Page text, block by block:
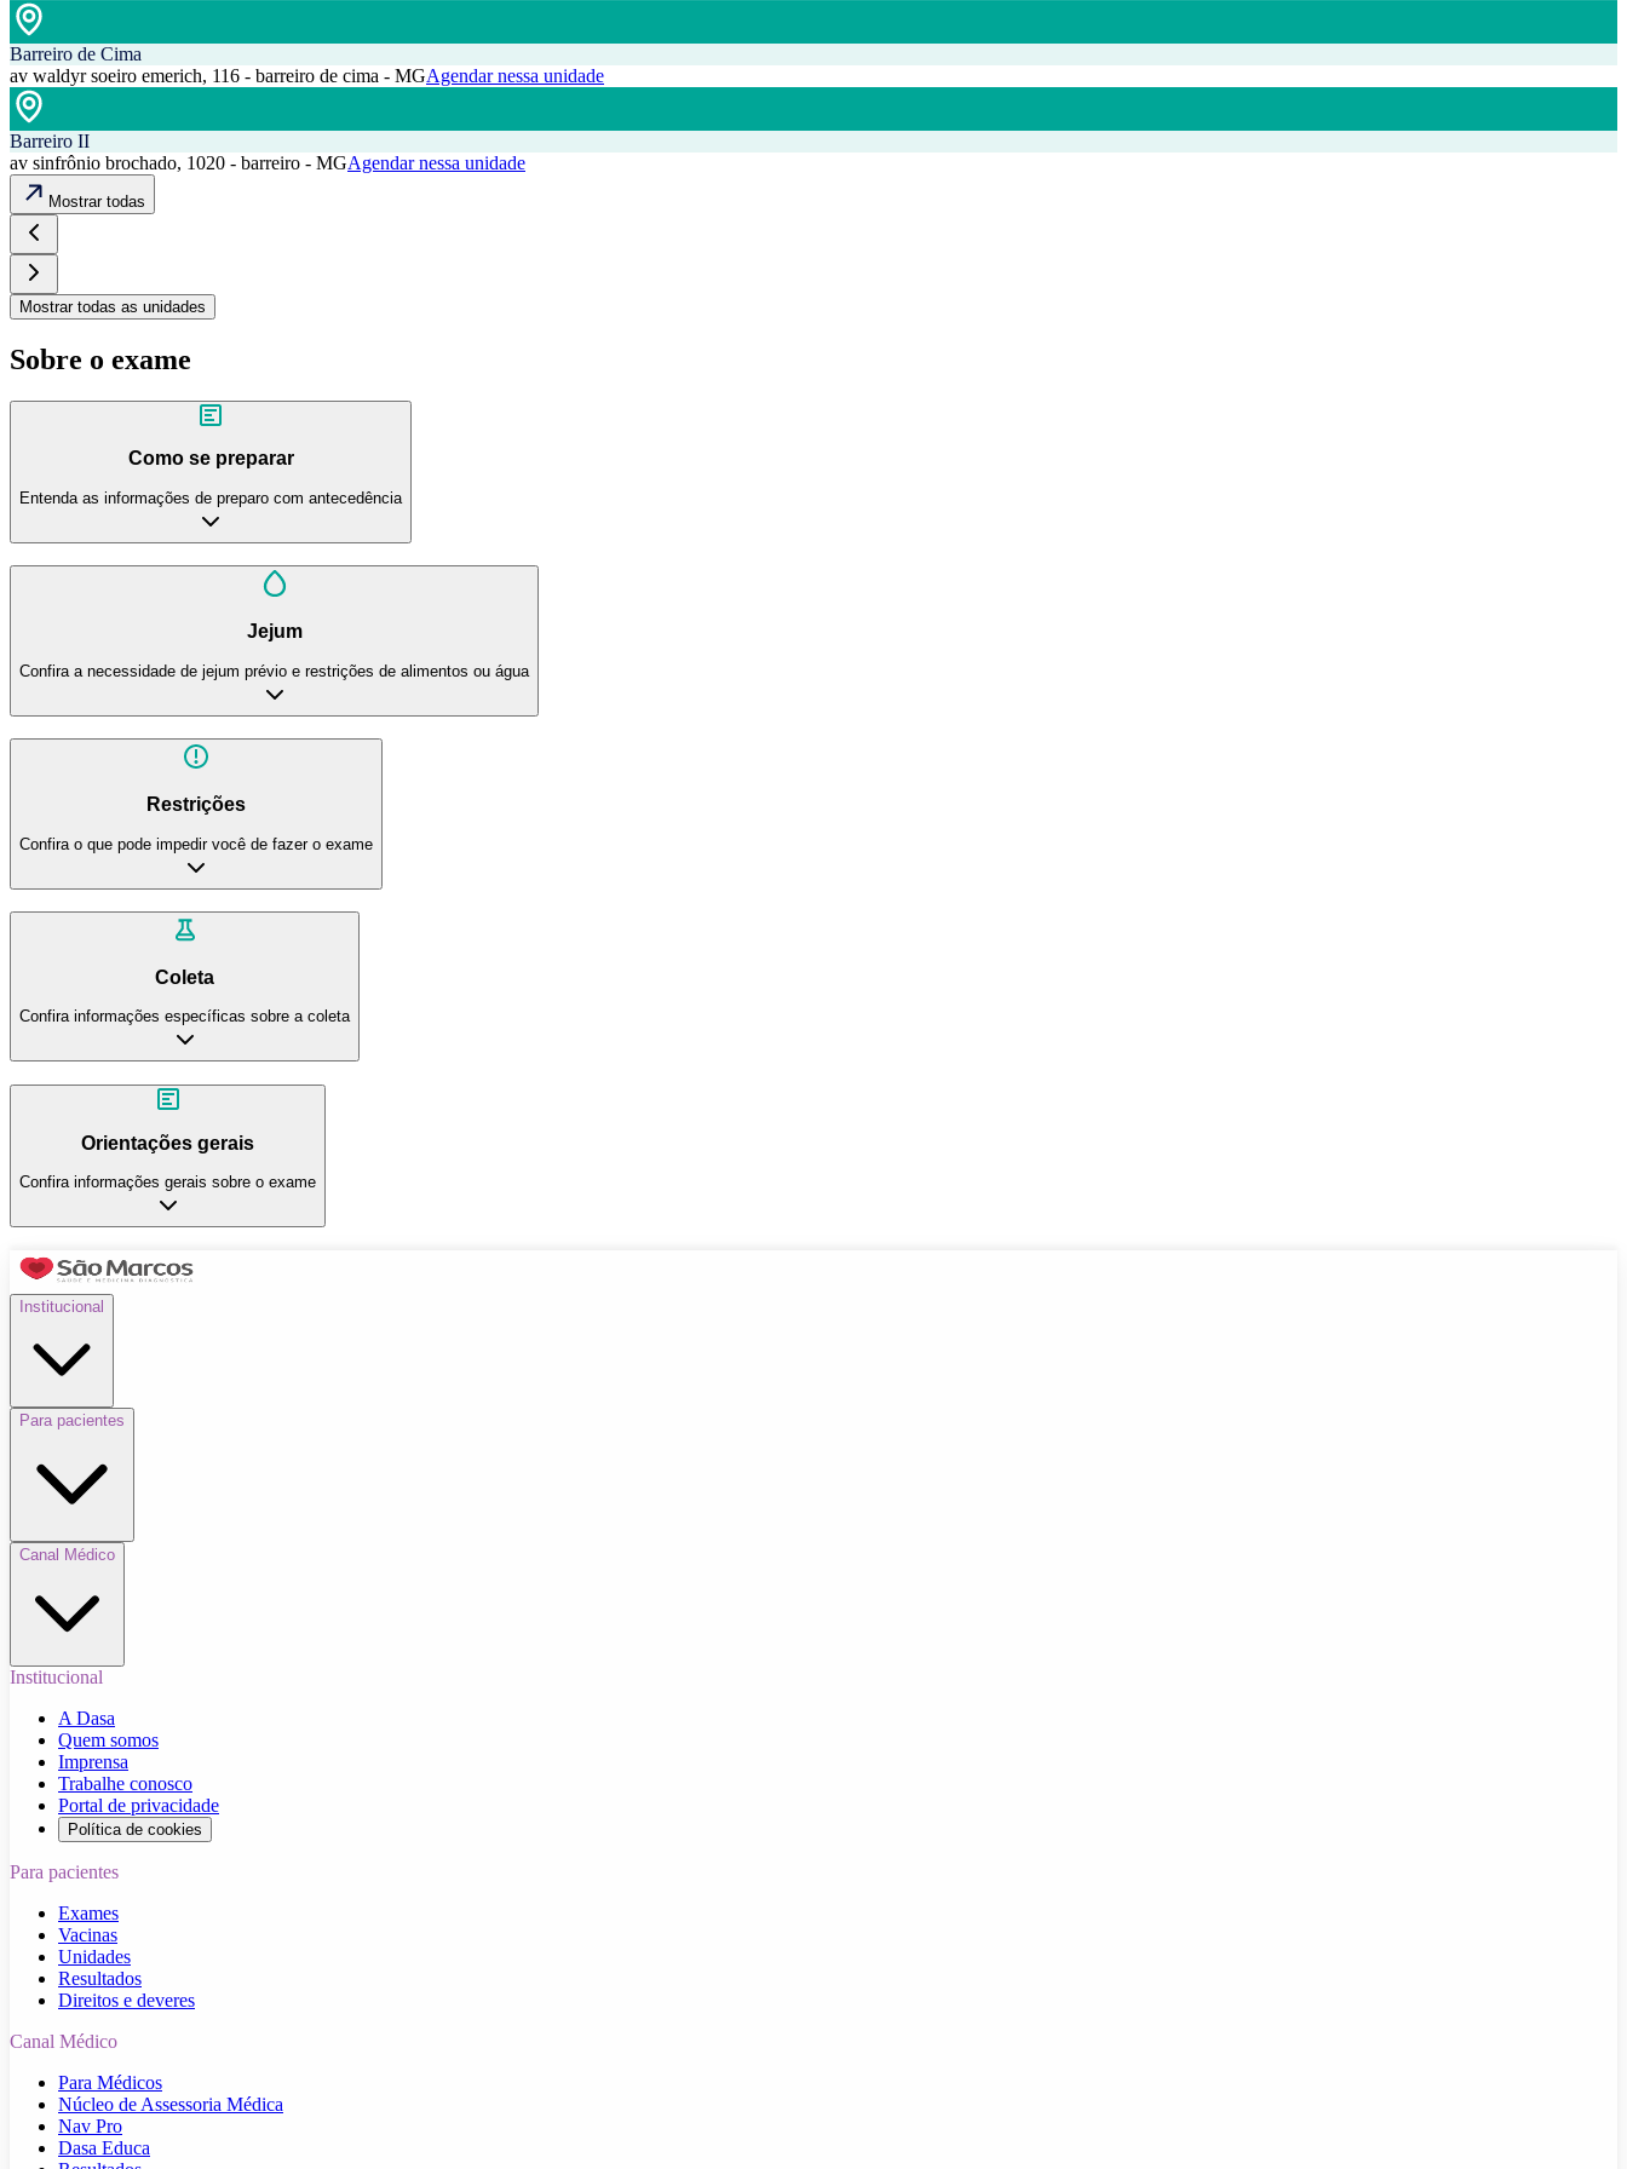
Barreiro de Cima
av waldyr soeiro emerich, 116 - barreiro de cima - MGAgendar nessa unidade
Barreiro II
av sinfrônio brochado, 1020 - barreiro - MGAgendar nessa unidade
Mostrar todas
Mostrar todas as unidades
Sobre o exame
Como se preparar
Entenda as informações de preparo com antecedência
Jejum
Confira a necessidade de jejum prévio e restrições de alimentos ou água
Restrições
Confira o que pode impedir você de fazer o exame
Coleta
Confira informações específicas sobre a coleta
Orientações gerais
Confira informações gerais sobre o exame
Institucional
Para pacientes
Canal Médico
Institucional
A Dasa
Quem somos
Imprensa
Trabalhe conosco
Portal de privacidade
Política de cookies
Para pacientes
Exames
Vacinas
Unidades
Resultados
Direitos e deveres
Canal Médico
Para Médicos
Núcleo de Assessoria Médica
Nav Pro
Dasa Educa